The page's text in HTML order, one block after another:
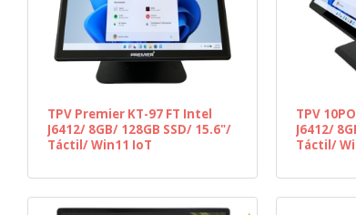
TPV Premier KT-97 FT Intel
J6412/ 8GB/ 128GB SSD/ 15.6"/
Táctil/ Win11 IoT
TPV
J6412/
Táctil/